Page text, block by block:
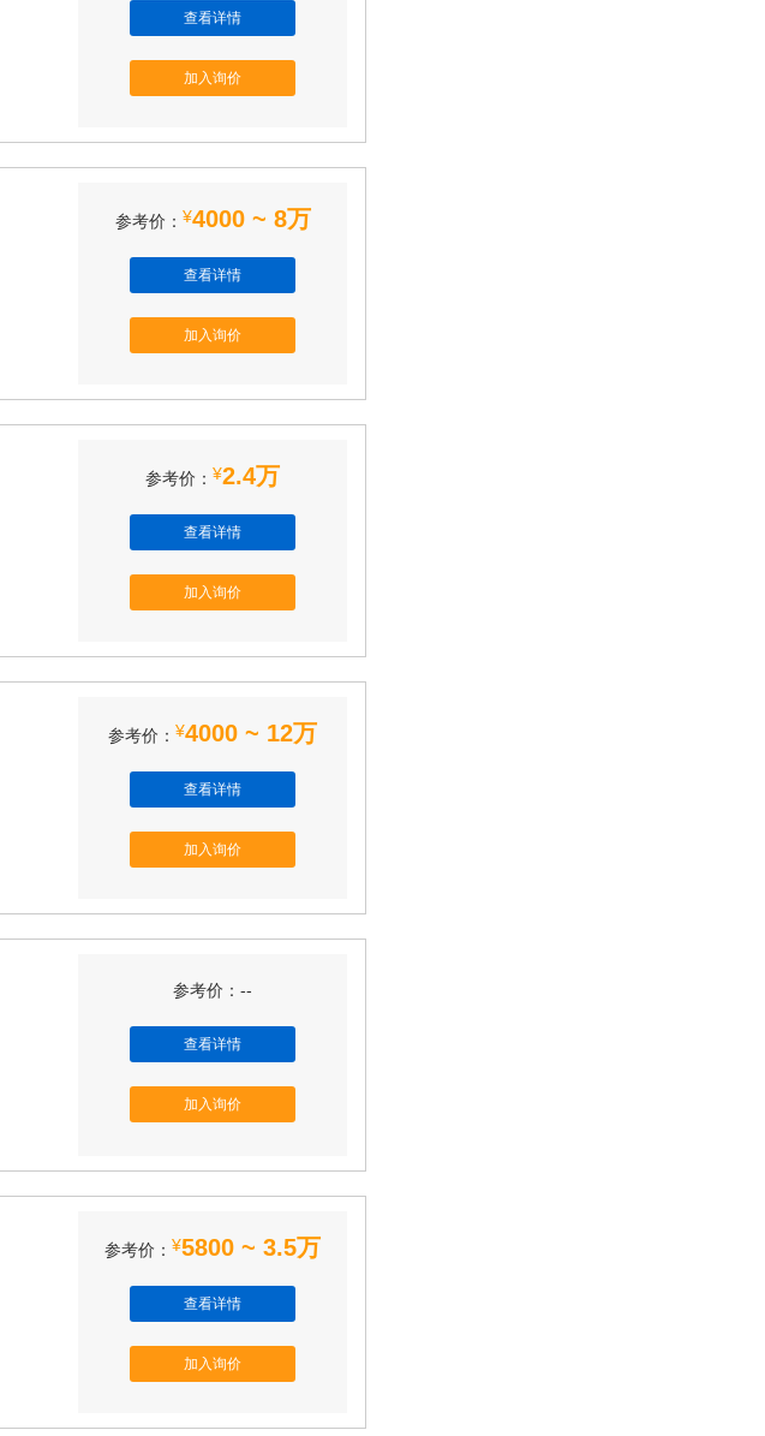
查看详情
加入询价
参考价： ¥4000 ~ 8万
查看详情
加入询价
参考价： ¥2.4万
查看详情
加入询价
参考价： ¥4000 ~ 12万
查看详情
加入询价
参考价：--
查看详情
加入询价
参考价： ¥5800 ~ 3.5万
查看详情
加入询价